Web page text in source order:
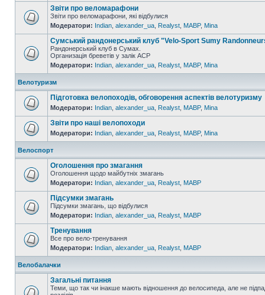
Звіти про веломарафони
Звіти про веломарафони, які відбулися
Модератори: Indian alexander_ua Realyst MABP, Mina
Сумський рандонерський клуб "Velo-Sport Sumy
Рандонерський клуб в Сумах.
Организація бреветів у залік АСР
Модератори: Indian alexander_ua Realyst MABP, Mina
Велотуризм
Підготовка велопоходів, обговорення аспектів велотуризму
Модератори: Indian alexander_ua Realyst MABP, Mina
Звіти про наші велопоходи
Модератори: Indian alexander_ua Realyst MABP, Mina
Велоспорт
Оголошення про змагання
Оголошення щодо майбутніх змагань
Модератори: Indian alexander_ua Realyst MABP
Підсумки змагань
Підсумки змагань, що відбулися
Модератори: Indian alexander_ua Realyst MABP
Тренування
Все про вело-тренування
Модератори: Indian alexander_ua Realyst MABP
Велобалачки
Загальні питання
Теми, що так чи інакше мають відношення до велосипеда, але не